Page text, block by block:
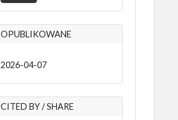
OPUBLIKOWANE
2026-04-07
CITED BY / SHARE